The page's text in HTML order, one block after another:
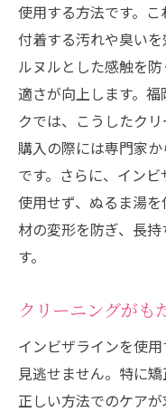
使用する方法です。
付着する汚れや臭い
ルヌルとした感触を
適さが向上します。
クでは、こうしたク
購入の際には専門家
です。さらに、イン
使用せず、ぬるま湯
材の変形を防ぎ、長
す。
クリーニングがも
インビザラインを使
見逃せません。特に
正しい方法でのケア